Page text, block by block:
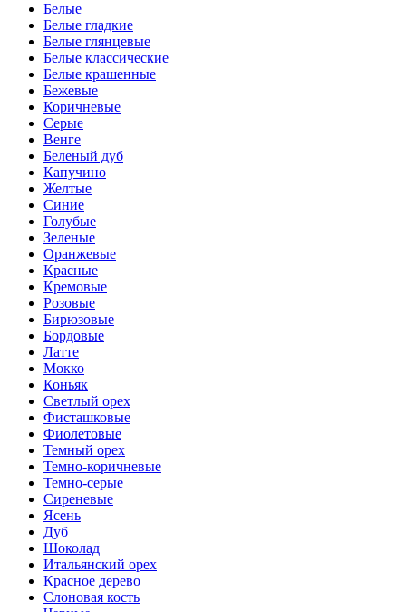
Белые
Белые гладкие
Белые глянцевые
Белые классические
Белые крашенные
Бежевые
Коричневые
Серые
Венге
Беленый дуб
Капучино
Желтые
Синие
Голубые
Зеленые
Оранжевые
Красные
Кремовые
Розовые
Бирюзовые
Бордовые
Латте
Мокко
Коньяк
Светлый орех
Фисташковые
Фиолетовые
Темный орех
Темно-коричневые
Темно-серые
Сиреневые
Ясень
Дуб
Шоколад
Итальянский орех
Красное дерево
Слоновая кость